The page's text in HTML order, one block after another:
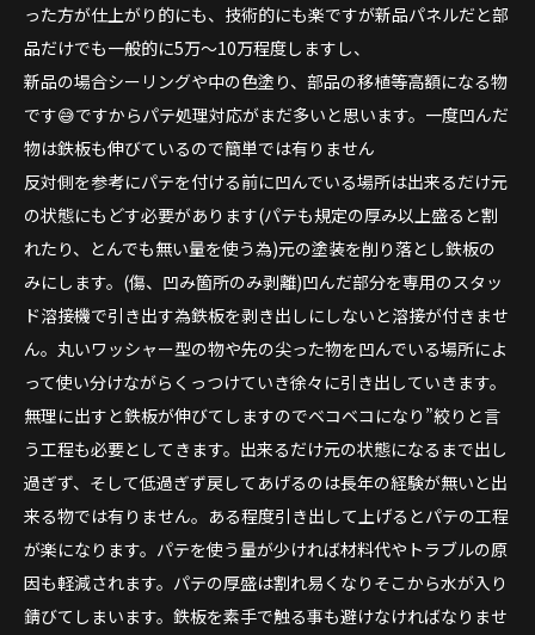
った方が仕上がり的にも、技術的にも楽ですが新品パネルだと部
品だけでも一般的に5万〜10万程度しますし、
新品の場合シーリングや中の色塗り、部品の移植等高額になる物
です😅ですからパテ処理対応がまだ多いと思います。一度凹んだ
物は鉄板も伸びているので簡単では有りません
反対側を参考にパテを付ける前に凹んでいる場所は出来るだけ元
の状態にもどす必要があります(パテも規定の厚み以上盛ると割
れたり、とんでも無い量を使う為)元の塗装を削り落とし鉄板の
みにします。(傷、凹み箇所のみ剥離)凹んだ部分を専用のスタッ
ド溶接機で引き出す為鉄板を剥き出しにしないと溶接が付きませ
ん。丸いワッシャー型の物や先の尖った物を凹んでいる場所によ
って使い分けながらくっつけていき徐々に引き出していきます。
無理に出すと鉄板が伸びてしますのでベコベコになり”絞りと言
う工程も必要としてきます。出来るだけ元の状態になるまで出し
過ぎず、そして低過ぎず戻してあげるのは長年の経験が無いと出
来る物では有りません。ある程度引き出して上げるとパテの工程
が楽になります。パテを使う量が少ければ材料代やトラブルの原
因も軽減されます。パテの厚盛は割れ易くなりそこから水が入り
錆びてしまいます。鉄板を素手で触る事も避けなければなりませ